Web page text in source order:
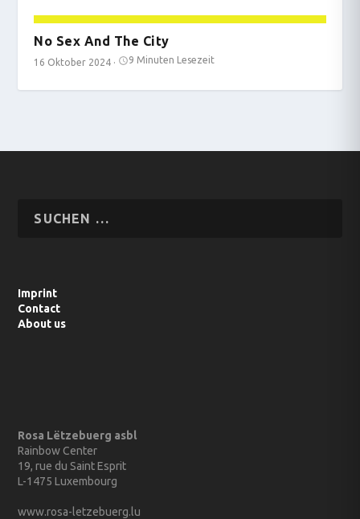
No Sex And The City
16 Oktober 2024 · 9 Minuten Lesezeit
Imprint
Contact
About us
Rosa Lëtzebuerg asbl
Rainbow Center
19, rue du Saint Esprit
L-1475 Luxembourg
www.rosa-letzebuerg.lu